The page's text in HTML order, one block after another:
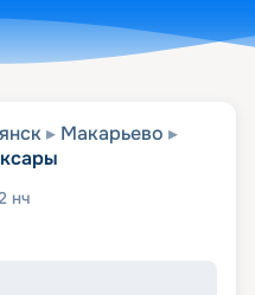
Макарьево
нч